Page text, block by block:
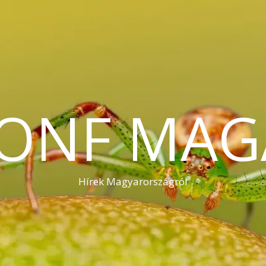
Hírek Magyarországról